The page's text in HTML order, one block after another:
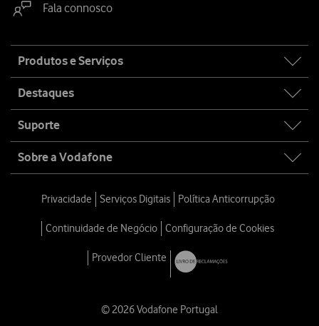
Fala connosco
map
Produtos e Serviços
Destaques
Suporte
Sobre a Vodafone
Privacidade Serviços Digitais Política Anticorrupção
Continuidade de Negócio Configuração de Cookies
Provedor Cliente
© 2026 Vodafone Portugal